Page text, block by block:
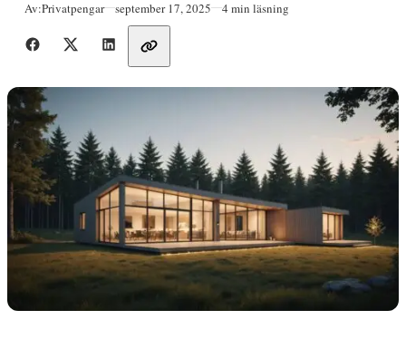
Av:Privatpengar Publicerad
september 17, 2025 4 min läsning
Dela med vänner